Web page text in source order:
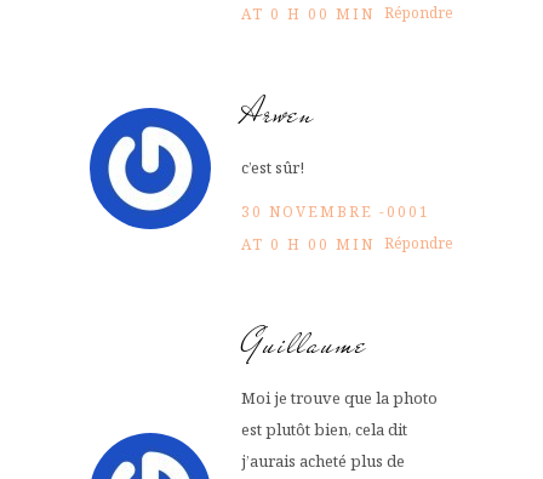
AT 0 H 00 MIN Répondre
Arwen
c’est sûr!
30 NOVEMBRE -0001
AT 0 H 00 MIN Répondre
Guillaume
Moi je trouve que la photo
est plutôt bien, cela dit
j’aurais acheté plus de